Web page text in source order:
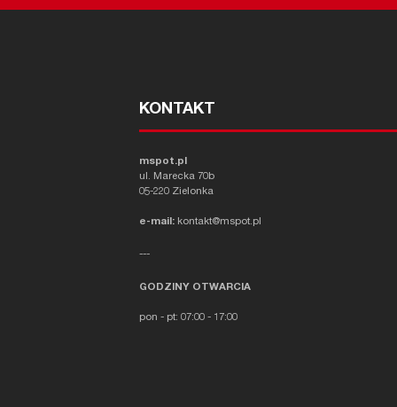
KONTAKT
mspot.pl
ul. Marecka 70b
05-220 Zielonka
e-mail: kontakt@mspot.pl
---
GODZINY OTWARCIA
pon - pt: 07:00 - 17:00